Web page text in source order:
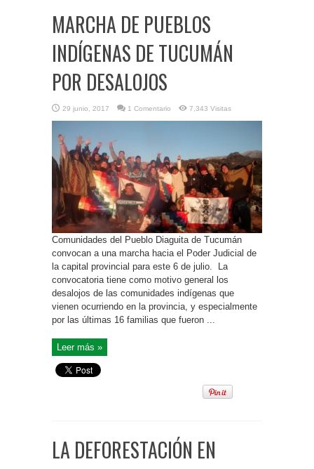
MARCHA DE PUEBLOS
INDÍGENAS DE TUCUMÁN
POR DESALOJOS
29 junio, 2017 1 Comentario 7,343 Visitas
Comunidades del Pueblo Diaguita de Tucumán
convocan a una marcha hacia el Poder Judicial de
la capital provincial para este 6 de julio. La
convocatoria tiene como motivo general los
desalojos de las comunidades indígenas que
vienen ocurriendo en la provincia, y especialmente
por las últimas 16 familias que fueron ...
Leer más »
LA DEFORESTACIÓN EN